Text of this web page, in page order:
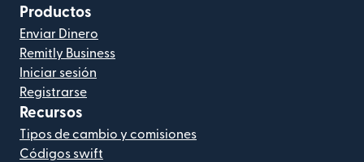
Productos
Enviar Dinero
Remitly Business
Iniciar sesión
Registrarse
Recursos
Tipos de cambio y comisiones
Códigos swift